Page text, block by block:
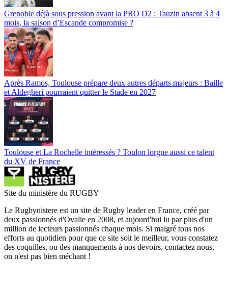
Grenoble déjà sous pression avant la PRO D2 : Tauzin absent 3 à 4
mois, la saison d’Escande compromise ?
Après Ramos, Toulouse prépare deux autres départs majeurs : Baille
et Aldegheri pourraient quitter le Stade en 2027
Toulouse et La Rochelle intéressés ? Toulon lorgne aussi ce talent
du XV de France
Site du ministère du RUGBY
Le Rugbynistere est un site de Rugby leader en France, créé par
deux passionnés d'Ovalie en 2008, et aujourd'hui lu par plus d'un
million de lecteurs passionnés chaque mois. Si malgré tous nos
efforts au quotidien pour que ce site soit le meilleur, vous constatez
des coquilles, ou des manquements à nos devoirs, contactez nous,
on n'est pas bien méchant !